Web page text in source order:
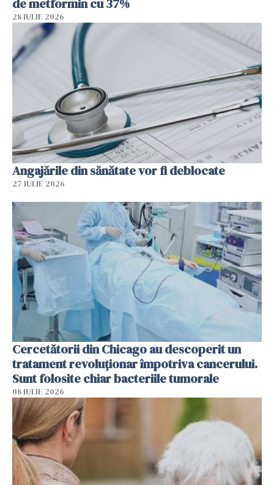
de metformin cu 37%
28 IULIE 2026
Angajările din sănătate vor fi deblocate
27 IULIE 2026
Cercetătorii din Chicago au descoperit un
tratament revoluționar împotriva cancerului.
Sunt folosite chiar bacteriile tumorale
08 IULIE 2026